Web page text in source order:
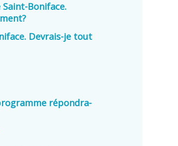
Saint-Boniface.
Devrais-je tout
répondra-